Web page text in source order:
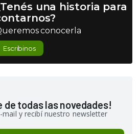
una historia para
conocerla
Escribinos
de todas las novedades!
mail y recibí nuestro newsletter